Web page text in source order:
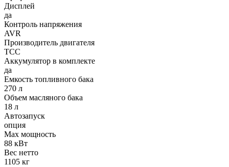
Дисплей
да
Контроль напряжения
AVR
Производитель двигателя
ТСС
Аккумулятор в комплекте
да
Емкость топливного бака
270 л
Объем масляного бака
18 л
Автозапуск
опция
Max мощность
88 кВт
Вес нетто
1105 кг